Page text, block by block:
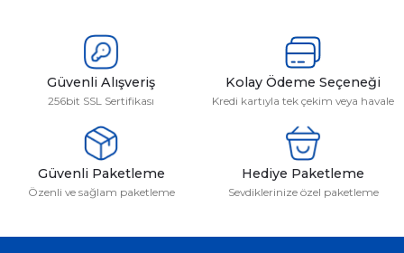
Güvenli Alışveriş
256bit SSL Sertifikası
Kolay Ödeme Seçeneği
Kredi kartıyla tek çekim veya havale
Güvenli Paketleme
Özenli ve sağlam paketleme
Hediye Paketleme
Sevdiklerinize özel paketleme